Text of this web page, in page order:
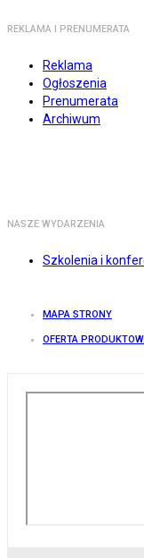
REKLAMA I PRENUMERATA
Reklama
Ogłoszenia
Prenumerata
Archiwum
NASZE WYDARZENIA
Szkolenia i
MAPA STRONY
OFERTA